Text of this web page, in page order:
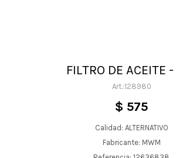
FILTRO DE ACEITE
128980
$ 575
Calidad: ALTERNATIVO
Fabricante: MWM